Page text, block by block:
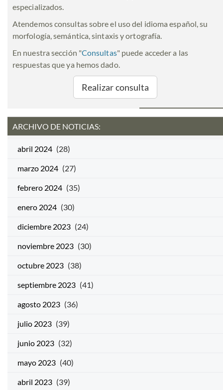
especializados.
Atendemos consultas sobre el uso del idioma español, su
morfología, semántica, sintaxis y ortografía.
En nuestra sección "Consultas" puede acceder a las
respuestas que ya hemos dado.
Realizar consulta
ARCHIVO DE NOTICIAS:
abril 2024 (28)
marzo 2024 (27)
febrero 2024 (35)
enero 2024 (30)
diciembre 2023 (24)
noviembre 2023 (30)
octubre 2023 (38)
septiembre 2023 (41)
agosto 2023 (36)
julio 2023 (39)
junio 2023 (32)
mayo 2023 (40)
abril 2023 (39)